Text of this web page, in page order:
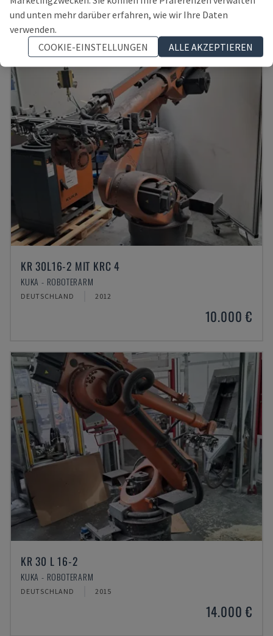
10.000 €
KR 30L16-2 MIT KRC 4
KUKA - ROBOTERARM
DEUTSCHLAND 2012
10.000 €
KR 30 L 16-2
KUKA - ROBOTERARM
DEUTSCHLAND 2015
14.000 €
und unten mehr darüber erfahren, wie wir Ihre Daten
verwenden.
COOKIE-EINSTELLUNGEN
ALLE AKZEPTIEREN